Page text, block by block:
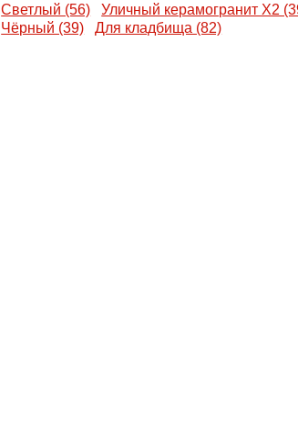
Светлый (56)
Уличный керамогранит X2
Чёрный (39)
Для кладбища (82)